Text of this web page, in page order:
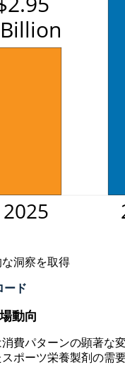
洞察を取得
ード
動向
費パターンの顕著な
ポーツ栄養製剤の需